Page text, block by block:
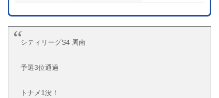
シティリーグS4 周南
予選3位通過
トナメ1没！